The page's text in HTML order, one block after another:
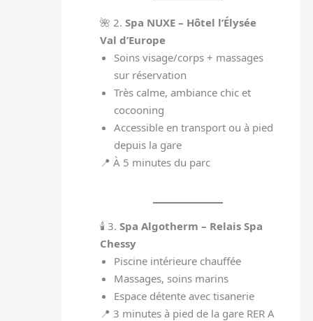
🌺 2.Spa NUXE – Hôtel l’Élysée
Val d’Europe
Soins visage/corps + massages
sur réservation
Très calme, ambiance chic et
cocooning
Accessible en transport ou à pied
depuis la gare
📍 À 5 minutes du parc
🕯️ 3.Spa Algotherm – Relais Spa
Chessy
Piscine intérieure chauffée
Massages, soins marins
Espace détente avec tisanerie
📍 3 minutes à pied de la gare RER A